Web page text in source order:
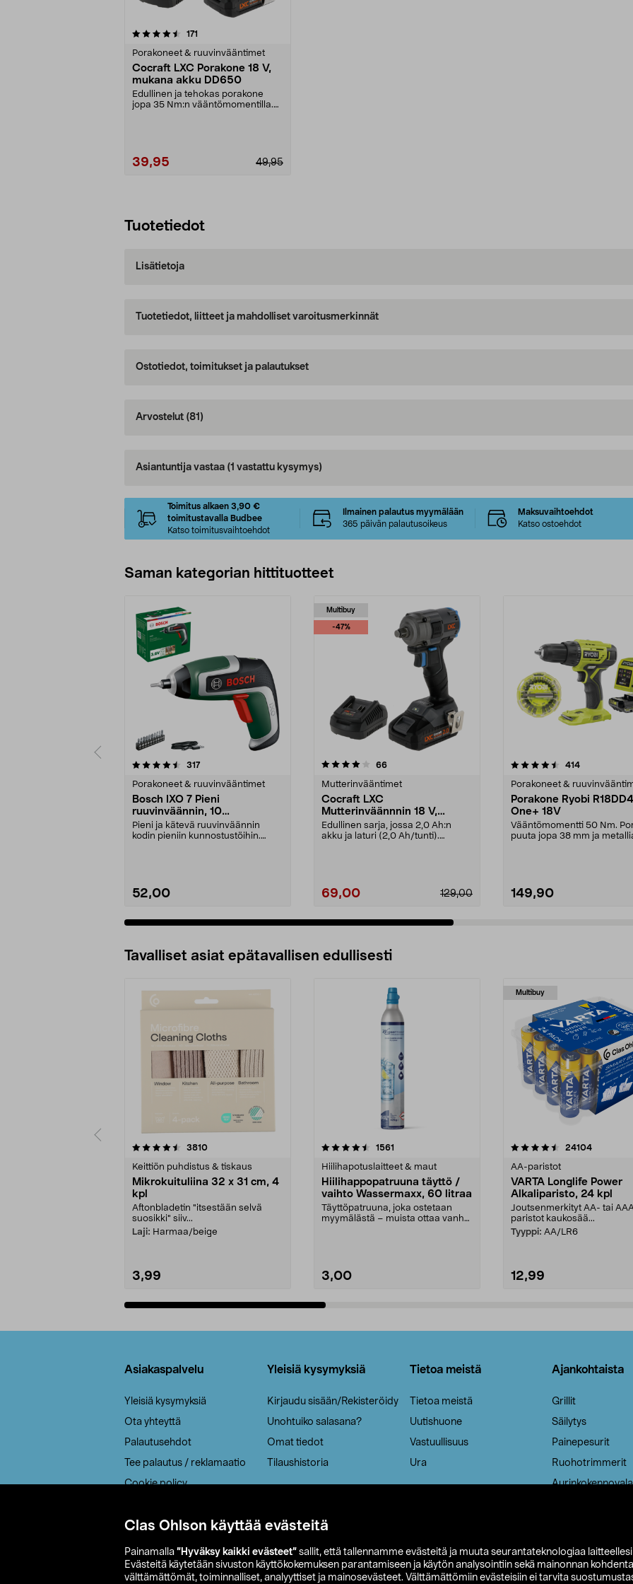
Clas Ohlson käyttää evästeitä
Painamalla ”Hyväksy kaikki evästeet” sallit, että tallennamme evästeitä ja muuta seurantateknologiaa laitteellesi
Evästeitä käytetään sivuston käyttökokemuksen parantamiseen ja käytön analysointiin sekä mainonnan
välttämättömät, toiminnalliset, analyyttiset ja mainosevästeet. Välttämättömiin evästeisiin ei tarvita
171
Porakoneet & ruuvinvääntimet
Cocraft LXC Porakone 18 V,
mukana akku DD650
Edullinen ja tehokas porakone
jopa 35 Nm:n vääntömomentilla.
49,95
39,95
Tuotetiedot
Lisätietoja
Tuotetiedot, liitteet ja mahdolliset varoitusmerkinnät
Ostotiedot, toimitukset ja palautukset
Arvostelut (81)
Asiantuntija vastaa (1 vastattu kysymys)
Toimitus alkaen 3,90 €
toimitustavalla Budbee
Katso toimitusvaihtoehdot
Ilmainen palautus myymälään
365 päivän palautusoikeus
Maksuvaihtoehdot
Katso ostoehdot
Saman kategorian hittituotteet
317arvostelut
Porakoneet & ruuvinvääntimet
Bosch IXO 7 Pieni
ruuvinväännin, 10
ruuvauskärkeä, ladattava
Pieni ja kätevä ruuvinväännin
kodin pieniin kunnostustöihin.
52,00
Multibuy
-47%
4.0 viidestä
66arvostelut
Mutterinvääntimet
Cocraft LXC
Mutterinväännnin 18 V,
mukana akku, IW500-BL
Edullinen sarja, jossa 2,0 Ah:n
akku ja laturi (2,0 Ah/tunti).
69,00 129,00
4.5 viidestä
414arvostelut
Porakoneet &
Porakone Ryobi R18DD4
One+ 18V
Vääntömomentti 50 Nm.
puuta jopa 38 mm ja
149,90
4.5 viidestä
Tavalliset asiat epätavallisen edullisesti
3810arvostelut
Keittiön puhdistus & tiskaus
Mikrokuituliina 32 x 31 cm, 4
kpl
Aftonbladetin "itsestään selvä
suosikki" siiv...
Laji: Harmaa/beige
3,99
4.5viidestä
1561
Hiilihapotuslaitteet & maut
Hiilihappopatruuna täyttö /
vaihto Wassermaxx, 60 litraa
Täyttöpatruuna, joka ostetaan
myymälästä – muista ottaa vanha
3,00
Multibuy
4.5viidestä
24104arvostelut
AA-paristot
VARTA Longlife Power
Alkaliparisto, 24 kpl
Joutsenmerkityt AA- tai
paristot kaukosää...
Tyyppi: AA/LR6
12,99
4.5viidestä
Asiakaspalvelu
Yleisiä kysymyksiä
Ota yhteyttä
Palautusehdot
Tee palautus / reklamaatio
Cookie policy
Saavutettavuus
Yleisiä kysymyksiä
Kirjaudu sisään/Rekisteröidy
Unohtuiko salasana?
Omat tiedot
Tilaushistoria
Tietoa meistä
Tietoa meistä
Uutishuone
Vastuullisuus
Ura
Ajankohtaista
Grillit
Säilytys
Painepesurit
Ruohotrimmerit